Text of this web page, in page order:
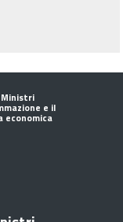
Ministri
e il
economica